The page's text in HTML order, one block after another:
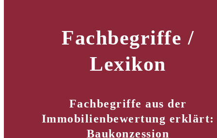
Fachbegriffe /
Lexikon
Fachbegriffe aus der
Immobilienbewertung erklärt:
Baukonzession